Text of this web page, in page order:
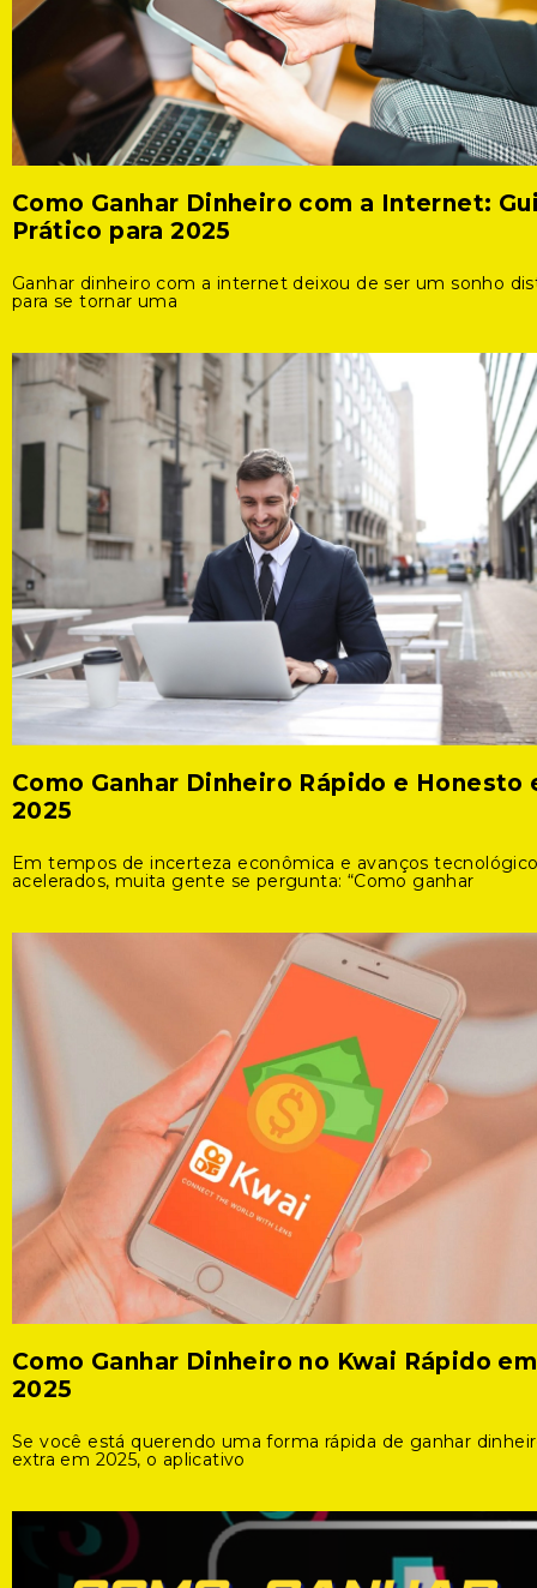
Como Ganhar Dinheiro com a Internet:
Prático para 2025
Ganhar dinheiro com a internet deixou de ser um sonho
para se tornar uma
Como Ganhar Dinheiro Rápido e Honesto
2025
Em tempos de incerteza econômica e avanços
acelerados, muita gente se pergunta: “Como ganhar
Como Ganhar Dinheiro no Kwai Rápido em
2025
Se você está querendo uma forma rápida de ganhar
extra em 2025, o aplicativo